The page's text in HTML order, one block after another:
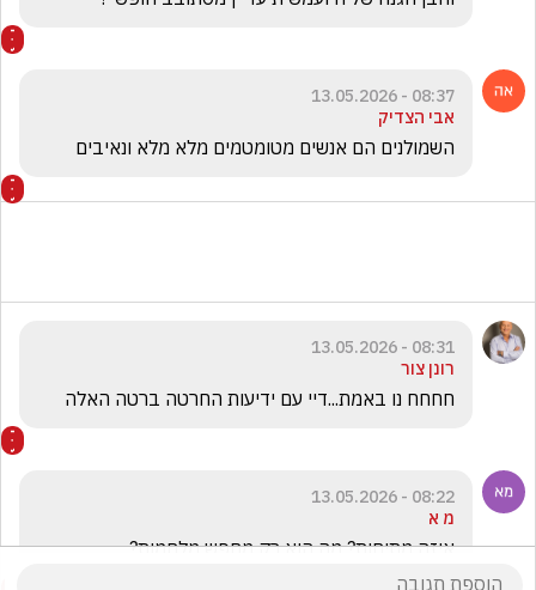
08:37 - 13.05.2026
אבי הצדיק
השמולנים הם אנשים מטומטמים מלא מלא ונאיבים
08:31 - 13.05.2026
רונן צור
חחחח נו באמת...דיי עם ידיעות החרטה ברטה האלה
08:22 - 13.05.2026
מ א
איזה מתיחות? מה הוא רק מחפש מלחמות?